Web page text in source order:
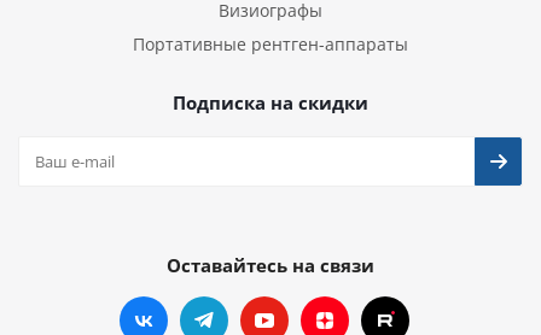
Визиографы
Портативные рентген-аппараты
Подписка на скидки
Оставайтесь на связи